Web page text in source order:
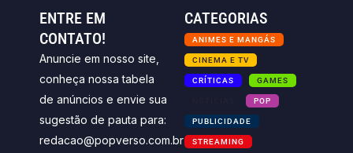
ENTRE EM
CONTATO!
Anuncie em nosso site,
conheça nossa tabela
de anúncios e envie sua
sugestão de pauta para:
redacao@popverso.com.br
CATEGORIAS
ANIMES E MANGÁS
CINEMA E TV
CRÍTICAS GAMES
POP
PUBLICIDADE
STREAMING